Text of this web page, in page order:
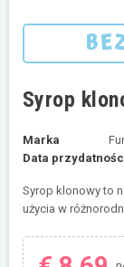
Syrop
Marka
Data
Syrop klonowy to
użycia w